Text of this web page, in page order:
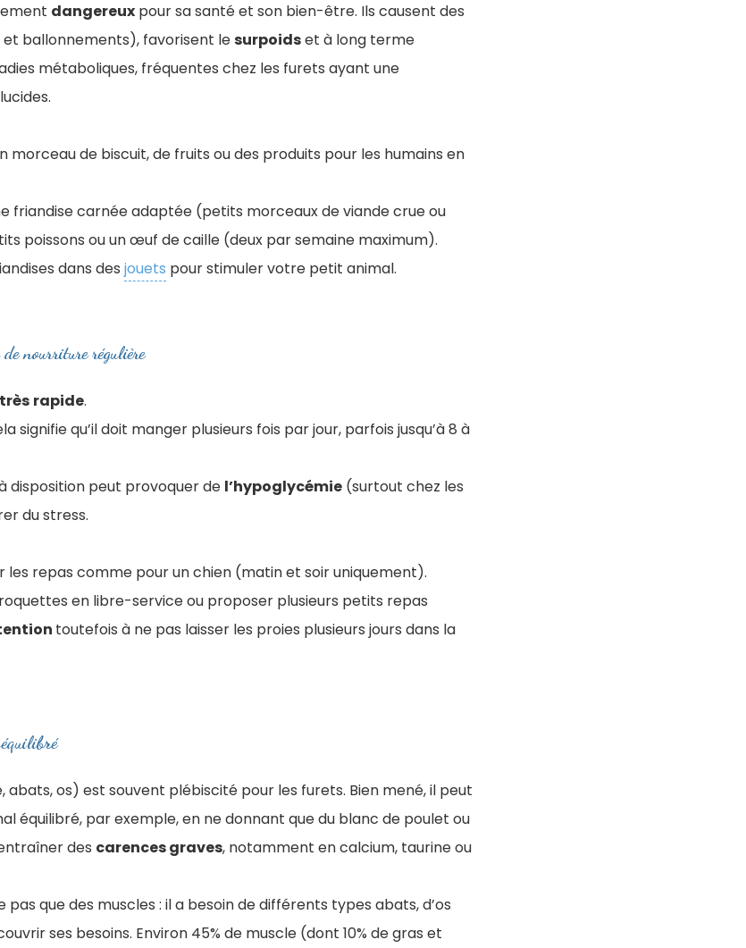
dangereux pour sa santé et son bien-être. Ils causent des
ballonnements), favorisent lesurpoidset à long terme
métaboliques, fréquentes chez les furets ayant une
morceau de biscuit, de fruits ou des produits pour les humains en
friandise carnée adaptée (petits morceaux de viande crue ou
poissons ou un œuf de caille (deux par semaine maximum).
dans des jouets pour stimuler votre petit animal.
nourriture régulière
très rapide.
signifie qu’il doit manger plusieurs fois par jour, parfois jusqu’à 8 à
disposition peut provoquer de l’hypoglycémie (surtout chez les
du stress.
les repas comme pour un chien (matin et soir uniquement).
en libre-service ou proposer plusieurs petits repas
toutefois à ne pas laisser les proies plusieurs jours dans la
abats, os) est souvent plébiscité pour les furets. Bien mené, il peut
équilibré, par exemple, en ne donnant que du blanc de poulet ou
des carences graves, notamment en calcium, taurine ou
que des muscles : il a besoin de différents types abats, d’os
ses besoins. Environ 45% de muscle (dont 10% de gras et